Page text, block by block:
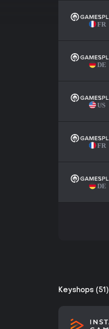
Keyshops (51)